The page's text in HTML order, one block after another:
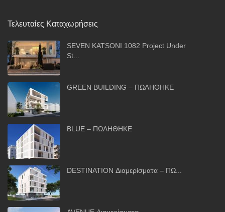
Τελευταίες Καταχωρήσεις
SEVEN KATSONI 1082 Project Under
St...
GREEN BUILDING – ΠΩΛΗΘΗΚΕ
BLUE – ΠΩΛΗΘΗΚΕ
DESTINATION Διαμερίσματα – ΠΩ...